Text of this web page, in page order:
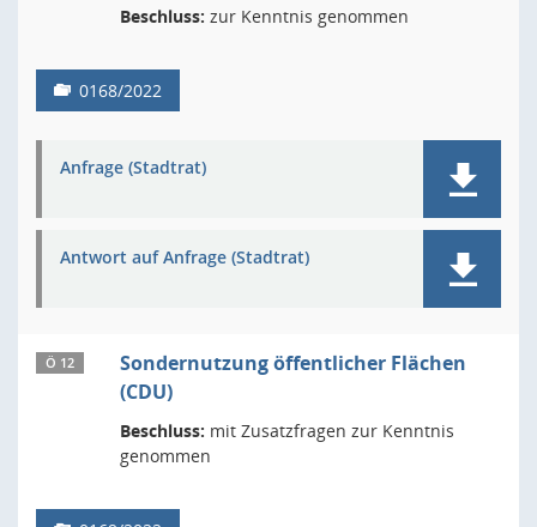
Beschluss: zur Kenntnis genommen
0168/2022
Anfrage (Stadtrat)
Antwort auf Anfrage (Stadtrat)
Ö 12
Sondernutzung öffentlicher Flächen
(CDU)
Beschluss: mit Zusatzfragen zur Kenntnis
genommen